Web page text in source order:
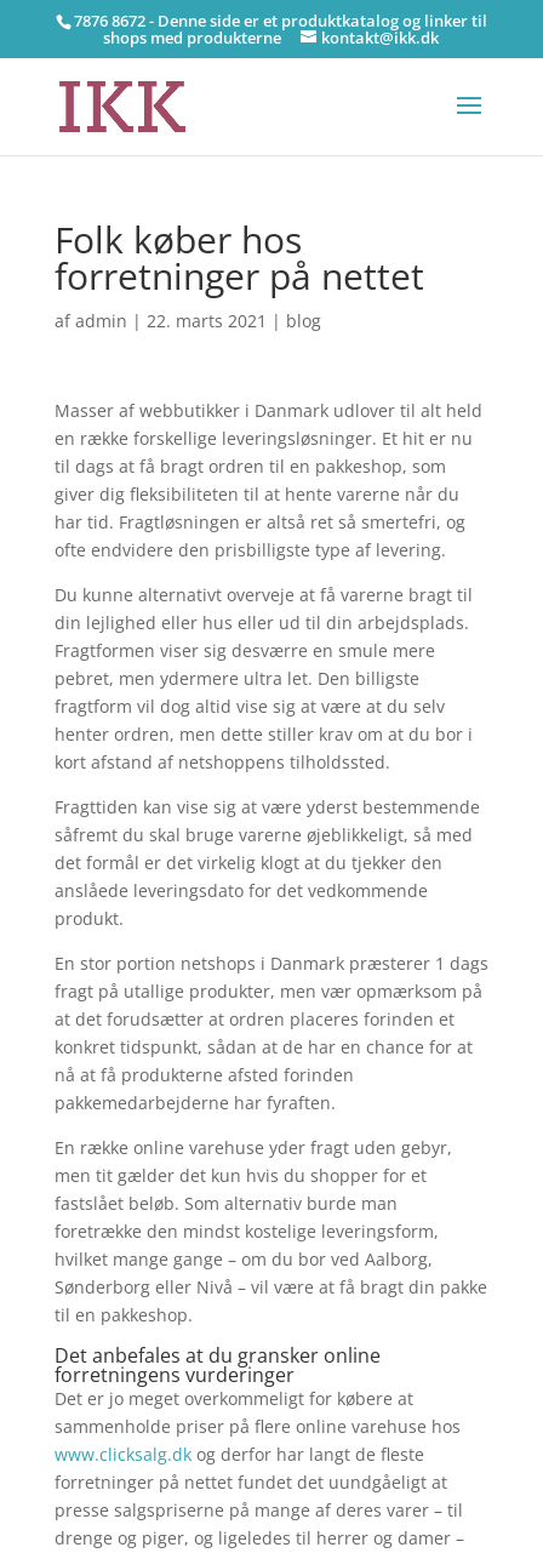
7876 8672 - Denne side er et produktkatalog og linker til
shops med produkterne kontakt@ikk.dk
Folk køber hos
forretninger på nettet
afadmin | 22. marts 2021 | blog
Masser af webbutikker i Danmark udlover til alt held
en række forskellige leveringsløsninger. Et hit er nu
til dags at få bragt ordren til en pakkeshop, som
giver dig fleksibiliteten til at hente varerne når du
har tid. Fragtløsningen er altså ret så smertefri, og
ofte endvidere den prisbilligste type af levering.
Du kunne alternativt overveje at få varerne bragt til
din lejlighed eller hus eller ud til din arbejdsplads.
Fragtformen viser sig desværre en smule mere
pebret, men ydermere ultra let. Den billigste
fragtform vil dog altid vise sig at være at du selv
henter ordren, men dette stiller krav om at du bor i
kort afstand af netshoppens tilholdssted.
Fragttiden kan vise sig at være yderst bestemmende
såfremt du skal bruge varerne øjeblikkeligt, så med
det formål er det virkelig klogt at du tjekker den
anslåede leveringsdato for det vedkommende
produkt.
En stor portion netshops i Danmark præsterer 1 dags
fragt på utallige produkter, men vær opmærksom på
at det forudsætter at ordren placeres forinden et
konkret tidspunkt, sådan at de har en chance for at
nå at få produkterne afsted forinden
pakkemedarbejderne har fyraften.
En række online varehuse yder fragt uden gebyr,
men tit gælder det kun hvis du shopper for et
fastslået beløb. Som alternativ burde man
foretrække den mindst kostelige leveringsform,
hvilket mange gange – om du bor ved Aalborg,
Sønderborg eller Nivå – vil være at få bragt din pakke
til en pakkeshop.
Det anbefales at du gransker online
forretningens vurderinger
Det er jo meget overkommeligt for købere at
sammenholde priser på flere online varehuse hos
www.clicksalg.dkog derfor har langt de fleste
forretninger på nettet fundet det uundgåeligt at
presse salgspriserne på mange af deres varer – til
drenge og piger, og ligeledes til herrer og damer –